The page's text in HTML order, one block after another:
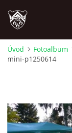
ÚVOD
PROBĚHLÉ AKCE
Úvod Fotoalbum
mini-p1250614